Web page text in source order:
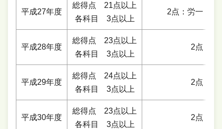
平成27年度
総得点 21点以上
各科目 3点以上
2点：労一，社
平成28年度
総得点 23点以上
各科目 3点以上
2点：労
平成29年度
総得点 24点以上
各科目 3点以上
2点：雇
平成30年度
総得点 23点以上
各科目 3点以上
2点：社